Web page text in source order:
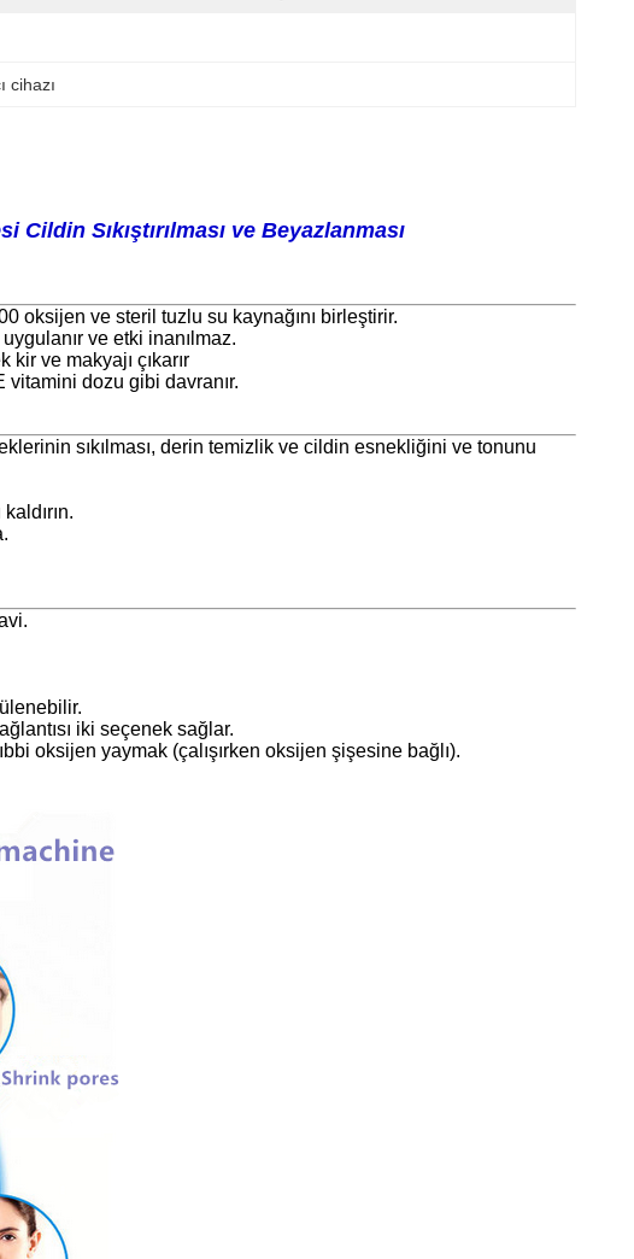
cihazı
Sıkıştırılması ve Beyazlanması
oksijen ve steril tuzlu su kaynağını birleştirir.
ve etki inanılmaz.
ve makyajı çıkarır
dozu gibi davranır.
sıkılması, derin temizlik ve cildin esnekliğini ve tonunu
iki seçenek sağlar.
oksijen yaymak (çalışırken oksijen şişesine bağlı).